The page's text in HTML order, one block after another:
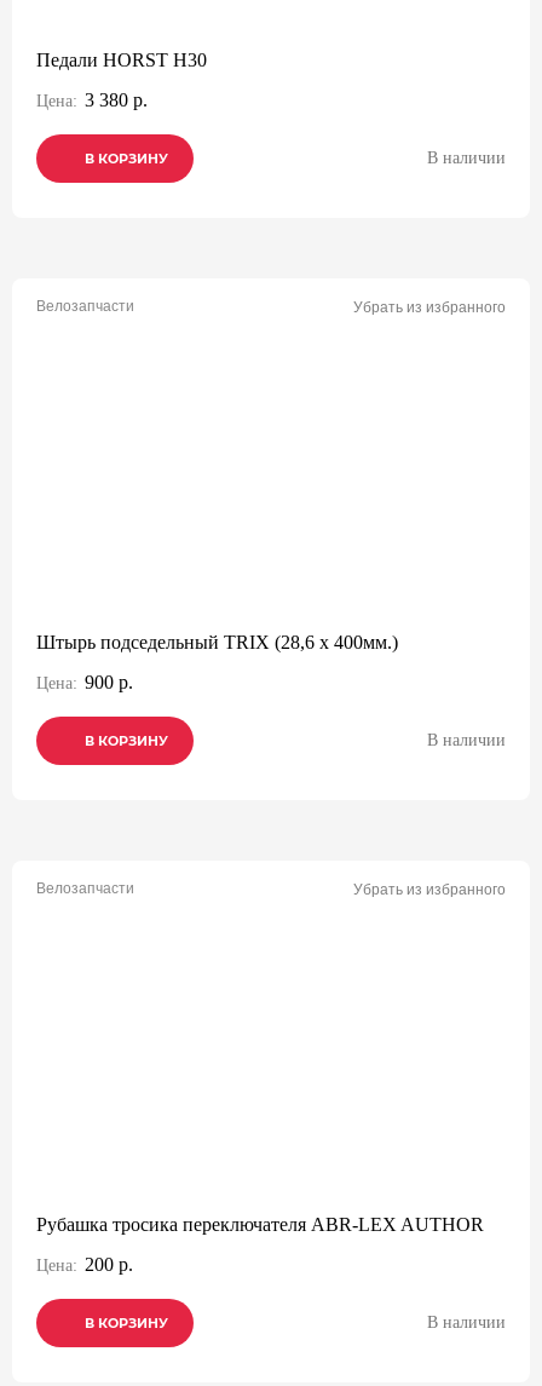
Педали HORST H30
Цена: 3 380 р.
В КОРЗИНУ
В КОРЗИНУ
В КОРЗИНУ В наличии
Велозапчасти Убрать из избранного
Штырь подседельный TRIX (28,6 х 400мм.)
Цена: 900 р.
В КОРЗИНУ
В КОРЗИНУ
В КОРЗИНУ В наличии
Велозапчасти Убрать из избранного
Рубашка тросика переключателя ABR-LEX AUTHOR
Цена: 200 р.
В КОРЗИНУ
В КОРЗИНУ
В КОРЗИНУ В наличии